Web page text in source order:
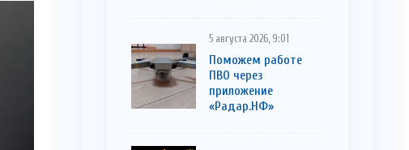
5 августа 2026, 9:01
Поможем работе
ПВО через
приложение
«Радар.НФ»